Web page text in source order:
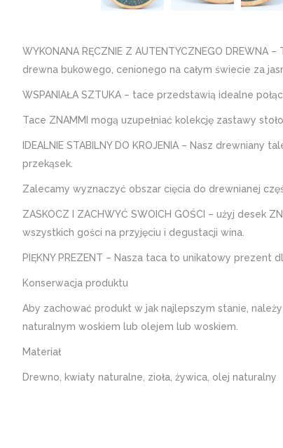
WYKONANA RĘCZNIE Z AUTENTYCZNEGO
drewna bukowego, cenionego na całym świecie za
WSPANIAŁA SZTUKA – tace przedstawią idealne
Tace ZNAMMI mogą uzupełniać kolekcję zastawy
IDEALNIE STABILNY DO KROJENIA – Nasz
przekąsek.
Zalecamy wyznaczyć obszar cięcia do drewnianej
ZASKOCZ I ZACHWYĆ SWOICH GOŚCI – użyj desek
wszystkich gości na przyjęciu i degustacji wina.
PIĘKNY PREZENT – Nasza taca to unikatowy prezent
Konserwacja produktu
Aby zachować produkt w jak najlepszym stanie,
naturalnym woskiem lub olejem lub woskiem.
Materiał
Drewno, kwiaty naturalne, zioła, żywica, olej naturalny